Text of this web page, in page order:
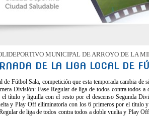
MUNICIPAL DE ARROYO DE LA
DE LA LIGA LOCAL DE
de Fútbol Sala, competición que esta temporada cambia de
División: Fase Regular de liga de todos contra todos
título y liguilla con el resto por el descenso Segunda
y Play Off elliminatoria con los 6 primeros por el título
de liga de todos contra todos a doble vuelta y Play